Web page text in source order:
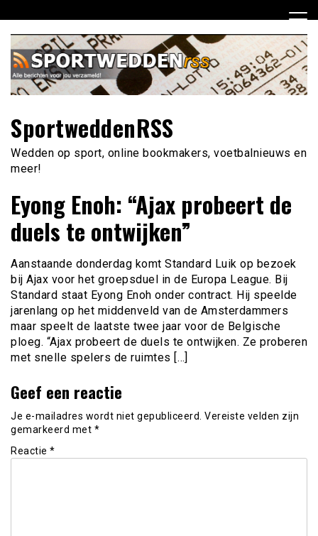
naar
inhoud
SportweddenRSS
Wedden op sport, online bookmakers, voetbalnieuws en
meer!
Eyong Enoh: “Ajax probeert de
duels te ontwijken”
Aanstaande donderdag komt Standard Luik op bezoek
bij Ajax voor het groepsduel in de Europa League. Bij
Standard staat Eyong Enoh onder contract. Hij speelde
jarenlang op het middenveld van de Amsterdammers
maar speelt de laatste twee jaar voor de Belgische
ploeg. “Ajax probeert de duels te ontwijken. Ze proberen
met snelle spelers de ruimtes […]
Geef een reactie
Je e-mailadres wordt niet gepubliceerd. Vereiste velden zijn
gemarkeerd met *
Reactie *